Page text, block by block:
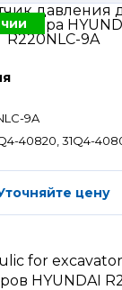
9A
40820, 31Q4-
цену
for
HYUNDAI